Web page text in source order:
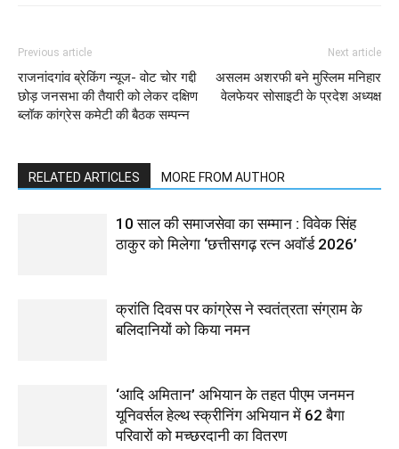
Previous article
राजनांदगांव ब्रेकिंग न्यूज- वोट चोर गद्दी
छोड़ जनसभा की तैयारी को लेकर दक्षिण
ब्लॉक कांग्रेस कमेटी की बैठक सम्पन्न
Next article
असलम अशरफी बने मुस्लिम मनिहार
वेलफेयर सोसाइटी के प्रदेश अध्यक्ष
RELATED ARTICLES MORE FROM AUTHOR
10 साल की समाजसेवा का सम्मान : विवेक सिंह
ठाकुर को मिलेगा ‘छत्तीसगढ़ रत्न अवॉर्ड 2026’
क्रांति दिवस पर कांग्रेस ने स्वतंत्रता संग्राम के
बलिदानियों को किया नमन
‘आदि अमितान’ अभियान के तहत पीएम जनमन
यूनिवर्सल हेल्थ स्क्रीनिंग अभियान में 62 बैगा
परिवारों को मच्छरदानी का वितरण